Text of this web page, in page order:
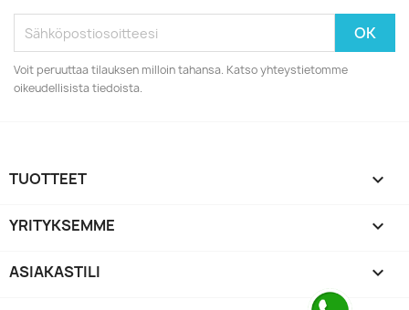
Voit peruuttaa tilauksen milloin tahansa. Katso yhteystietomme
oikeudellisista tiedoista.
TUOTTEET 
YRITYKSEMME 
ASIAKASTILI 